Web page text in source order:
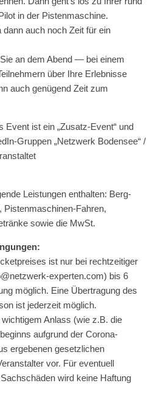
in der Pis­ten­mas­chine.
auch noch Zeit für ein
an dem Abend — bei einem
über Ihre Erleb­nisse
auch genü­gend Zeit zum
Event ist ein „Zusatz-Event“ und
Grup­pen „Net­zw­erk Bodensee“ /
Leis­tun­gen enthal­ten: Berg-
Pis­ten­maschi­nen-Fahren,
sowie die MwSt.
ist nur bei rechtzeit­iger
experten.com) bis 6
möglich. Eine Über­tra­gung des
ist jed­erzeit möglich.
Anlass (wie z.B. die
auf­grund der Coro­na-
ergebe­nen geset­zlichen
vor. Für eventuell
wird keine Haf­tung